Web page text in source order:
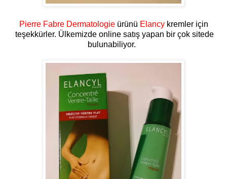
Pierre Fabre Dermatologieürünü Elancykremler için
teşekkürler. Ülkemizde online satış yapan bir çok sitede
bulunabiliyor.